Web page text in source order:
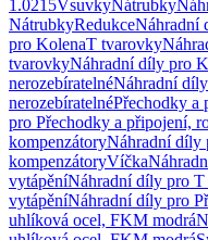
1.0215VsuvkyNátrubky
NátrubkyRedukceNáhradní
pro KolenaT tvarovky
tvarovkyNáhradní díly pro
nerozebíratelnéNáhradní
nerozebíratelnéPřechodky a
pro Přechodky a připojení,
kompenzátoryNáhradní díly
kompenzátoryVíčka
vytápěníNáhradní díly pro
vytápěníNáhradní díly pro
uhlíková ocel, FKM modrá